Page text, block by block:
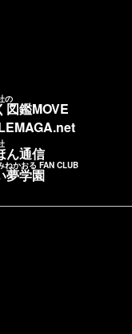
の
図鑑MOVE
ん通信
ねかおる FAN CLUB
夢学園